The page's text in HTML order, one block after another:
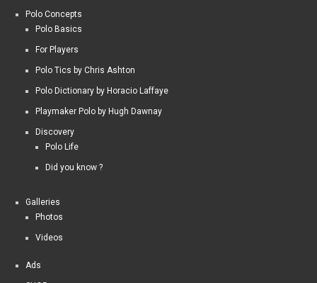
Polo Concepts
Polo Basics
For Players
Polo Tics by Chris Ashton
Polo Dictionary by Horacio Laffaye
Playmaker Polo by Hugh Dawnay
Discovery
Polo Life
Did you know ?
Galleries
Photos
Videos
Ads